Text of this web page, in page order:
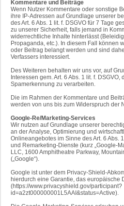
Kommentare und Beiträge
Wenn Nutzer Kommentare oder sonstige
ihre IP-Adressen auf Grundlage unserer
des Art. 6 Abs. 1 lit. f. DSGVO für 7 Tage
zu unserer Sicherheit, falls jemand in
widerrechtliche Inhalte hinterlässt
Propaganda, etc.). In diesem Fall können
oder Beitrag belangt werden und sind
Verfassers interessiert.
Des Weiteren behalten wir uns vor, auf
Interessen gem. Art. 6 Abs. 1 lit. f.
Spamerkennung zu verarbeiten.
Die im Rahmen der Kommentare und
werden von uns bis zum Widerspruch der
Google-Re/Marketing-Services
Wir nutzen auf Grundlage unserer
an der Analyse, Optimierung und
Onlineangebotes im Sinne des Art. 6 Abs.
und Remarketing-Dienste (kurz „Google-
LLC, 1600 Amphitheatre Parkway,
(„Google“).
Google ist unter dem Privacy-Shield-
hierdurch eine Garantie, das europäische
(https://www.privacyshield.gov/participant?
id=a2zt000000001L5AAI&status=Active).